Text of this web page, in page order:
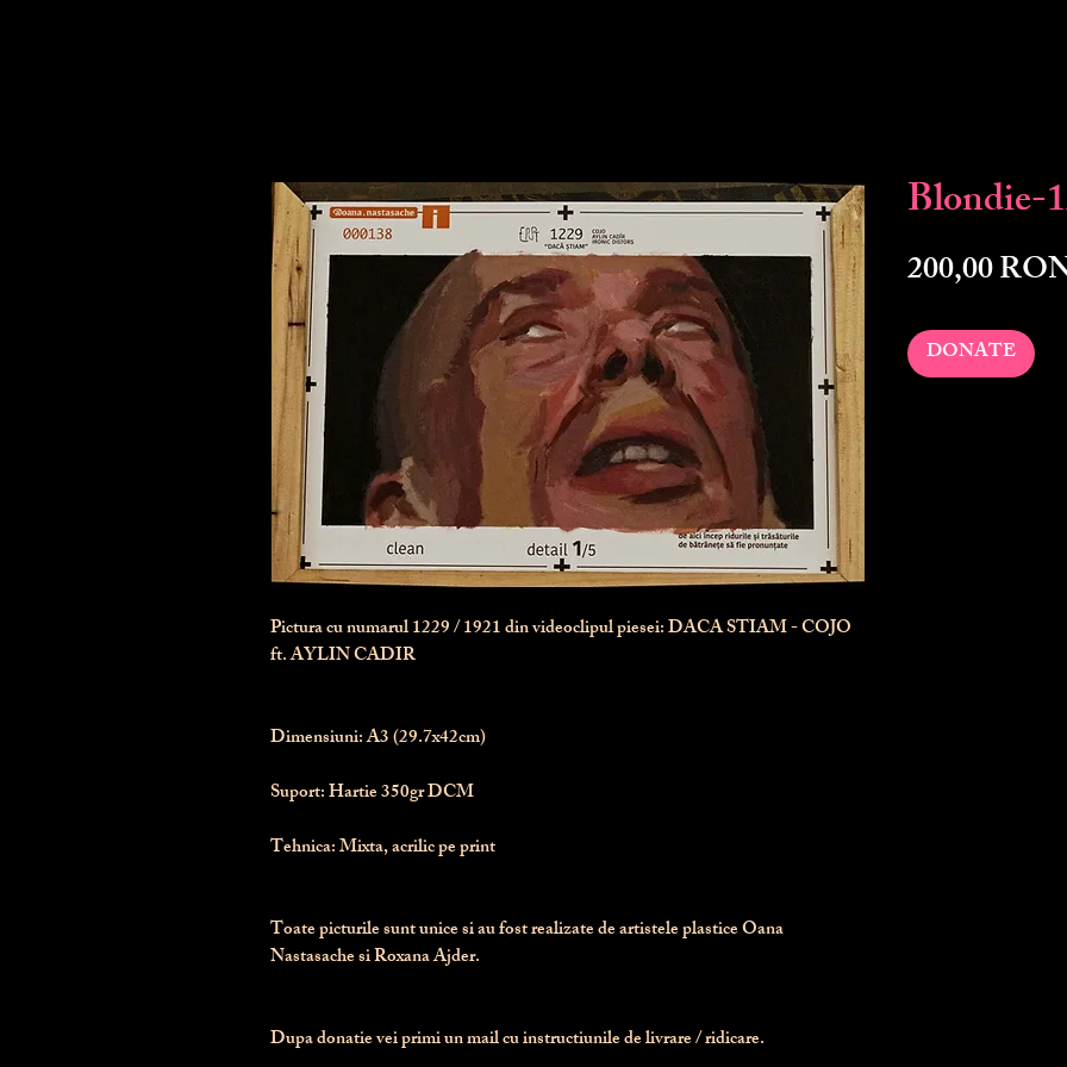
Pictura cu numarul1229/ 1921 din videoclipul piesei: DACA STIAM - COJO
ft. AYLIN CADIR
Dimensiuni: A3 (29.7x42cm)
Suport: Hartie 350gr DCM
Tehnica: Mixta, acrilic pe print
Toate picturile sunt unice si au fost realizate de artistele plastice Oana
Nastasache si Roxana Ajder.
Dupa donatie vei primi un mail cu instructiunile de livrare / ridicare.
Blondie-
200,00
DONATE